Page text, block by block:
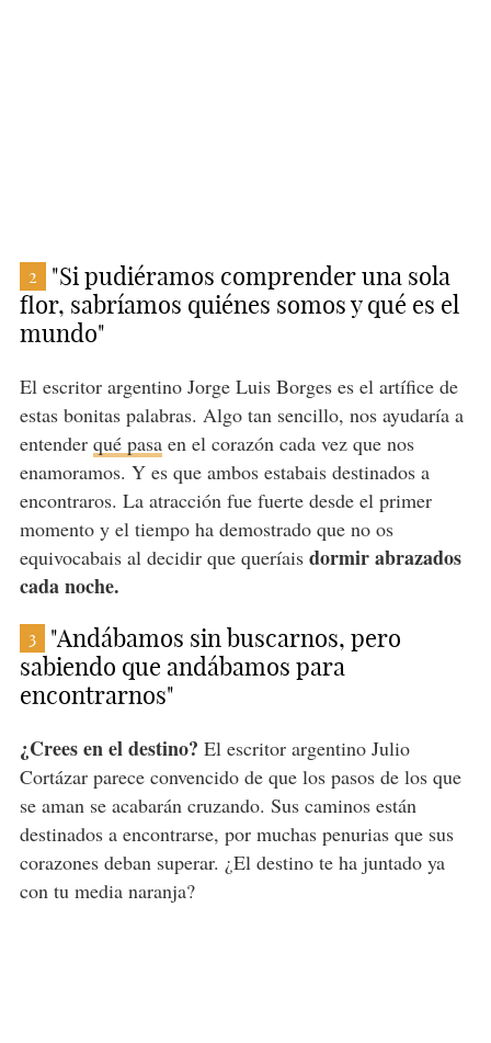
2
"Si pudiéramos comprender una sola
flor, sabríamos quiénes somos y qué es el
mundo"
El escritor argentino Jorge Luis Borges es el artífice de
estas bonitas palabras. Algo tan sencillo, nos ayudaría a
entender qué pasaen el corazón cada vez que nos
enamoramos. Y es que ambos estabais destinados a
encontraros. La atracción fue fuerte desde el primer
momento y el tiempo ha demostrado que no os
equivocabais al decidir que queríais dormir abrazados
cada noche.
3
"Andábamos sin buscarnos, pero
sabiendo que andábamos para
encontrarnos"
¿Crees en el destino? El escritor argentino Julio
Cortázar parece convencido de que los pasos de los que
se aman se acabarán cruzando. Sus caminos están
destinados a encontrarse, por muchas penurias que sus
corazones deban superar. ¿El destino te ha juntado ya
con tu media naranja?